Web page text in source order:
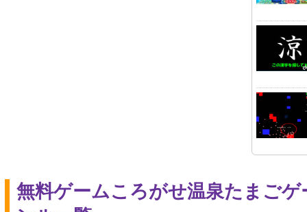
無料ゲームころがせ温泉たまご